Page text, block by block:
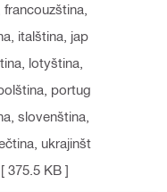
italština, jap
lotyština,
portug
slovenština,
ukrajinšt
[ 375.5 KB ]